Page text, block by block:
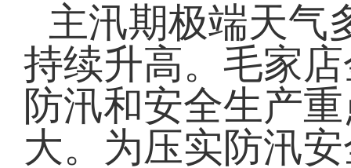
主汛期极端天气
持续升高。毛家
防汛和安全生产
大。为压实防汛